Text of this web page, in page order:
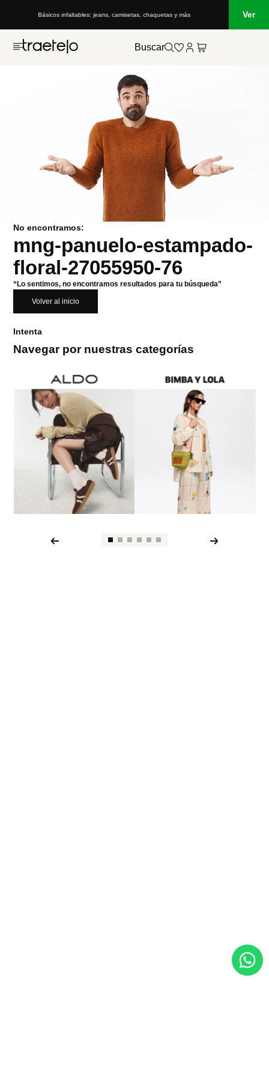
Básicos infaltables: jeans, camisetas, chaquetas y más Ver
Buscar
No encontramos:
mng-panuelo-estampado-
floral-27055950-76
“Lo sentimos, no encontramos resultados para tu búsqueda”
Volver al inicio
Intenta
Navegar por nuestras categorías